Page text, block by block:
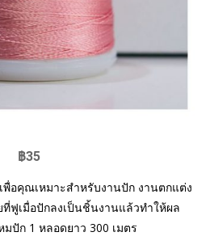
฿35
อคุณเหมาะสำหรับงานปัก งานตกแต่ง
ฟูเมื่อปักลงเป็นชิ้นงานแล้วทำให้ผล
ปัก 1 หลอดยาว 300 เมตร